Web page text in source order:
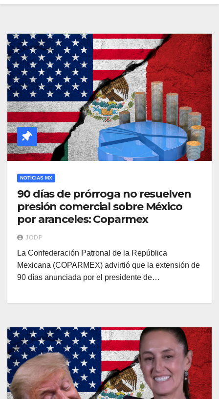
NOTICIAS MX
90 días de prórroga no resuelven
presión comercial sobre México
por aranceles: Coparmex
JODP
La Confederación Patronal de la República
Mexicana (COPARMEX) advirtió que la extensión de
90 días anunciada por el presidente de…